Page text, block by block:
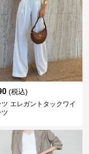
(税込)
ツ エレガントタックワイ
ツ